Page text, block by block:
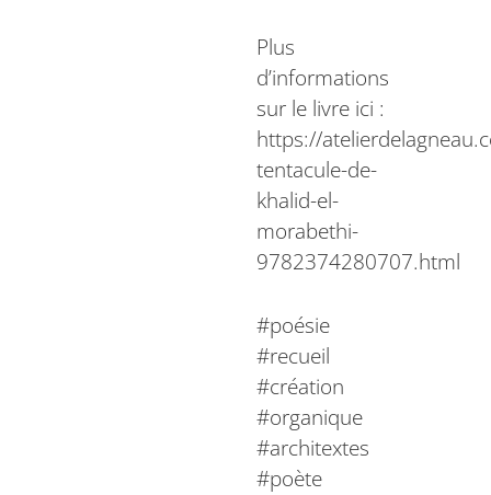
Plus
d’informations
sur le livre ici :
https://
tentacule-de-
khalid-el-
morabethi-
9782374280707.html
#poésie
#recueil
#création
#organique
#architextes
#poète